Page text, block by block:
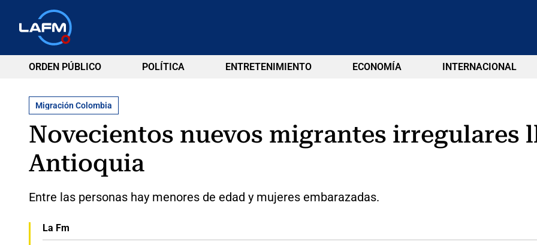
ORDEN PÚBLICO POLÍTICA ENTRETENIMIENTO ECONOMÍA INTERNACIONAL
Migración Colombia
Novecientos nuevos migrantes irregulares
Antioquia
Entre las personas hay menores de edad y mujeres embarazadas.
La Fm